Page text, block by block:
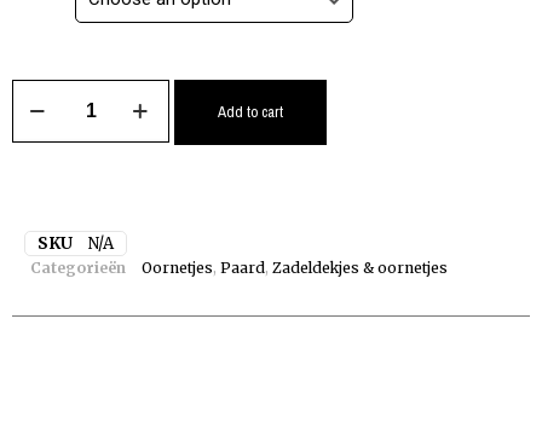
Add to cart
SKU N/A
Categorieën Oornetjes, Paard, Zadeldekjes & oornetjes